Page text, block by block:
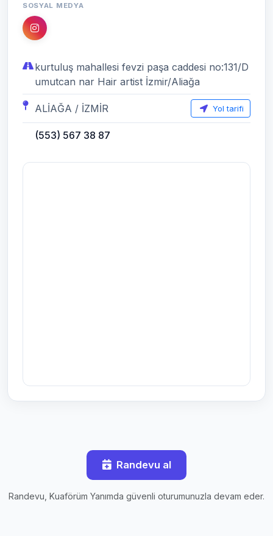
SOSYAL MEDYA
kurtuluş mahallesi fevzi paşa caddesi no:131/D
umutcan nar Hair artist İzmir/Aliağa
ALİAĞA / İZMİR Yol tarifi
(553) 567 38 87
Randevu al
Randevu, Kuaförüm Yanımda güvenli oturumunuzla devam eder.